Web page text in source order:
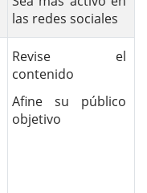
las redes sociales
Revise el
contenido
Afine su público
objetivo